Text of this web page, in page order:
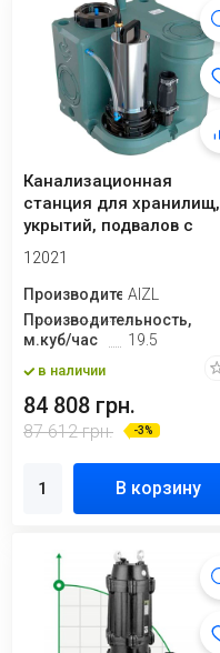
Канализационная
станция для хранилищ,
укрытий, подвалов с
режущим механизмом ...
12021
Производитель
AIZL
Производительность,
м.куб/час
19.5
в наличии
84 808 грн.
87 612 грн. -3%
В корзину